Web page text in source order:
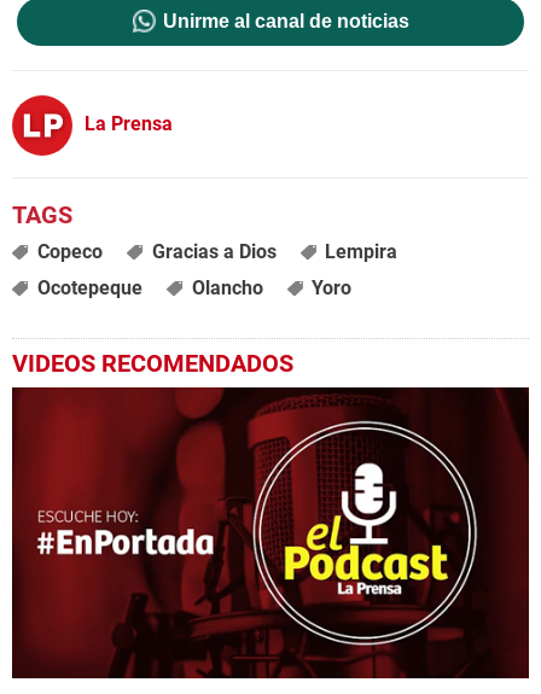
Unirme al canal de noticias
La Prensa
Copeco Gracias a Dios
Lempira
Ocotepeque
Olancho Yoro
VIDEOS RECOMENDADOS